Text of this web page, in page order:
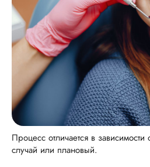
Процесс отличается в зависимости
случай или плановый.